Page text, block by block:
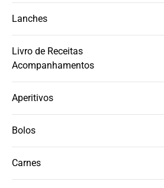
Lanches
Livro de Receitas
Acompanhamentos
Aperitivos
Bolos
Carnes